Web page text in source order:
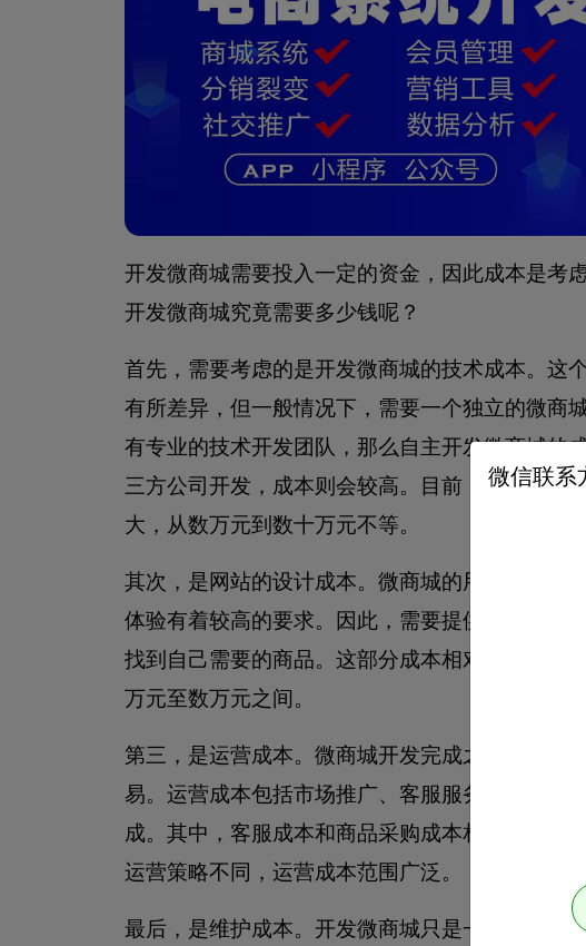
开发微商城需要投入一定的资金，因此成本是考
开发微商城究竟需要多少钱呢？
首先，需要考虑的是开发微商城的技术成本。这
有所差异，但一般情况下，需要一个独立的微商
有专业的技术开发团队，那么自主开发微商城的
三方公司开发，成本则会较高。目前，市面上的
大，从数万元到数十万元不等。
其次，是网站的设计成本。微商城的用户群体大
体验有着较高的要求。因此，需要提供一个优秀
找到自己需要的商品。这部分成本相对较高，需
万元至数万元之间。
第三，是运营成本。微商城开发完成之后，需要
易。运营成本包括市场推广、客服服务、商品采
成。其中，客服成本和商品采购成本相对较高，
运营策略不同，运营成本范围广泛。
最后，是维护成本。开发微商城只是一部分，要
微信联系